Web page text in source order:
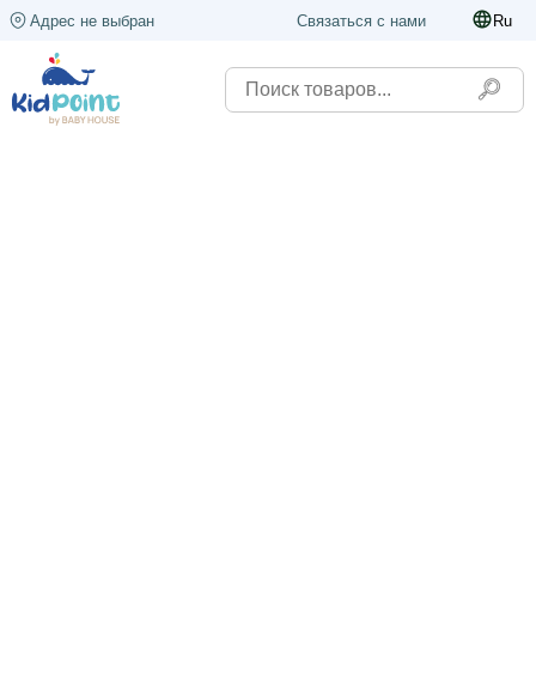
Адрес не выбран Связаться с нами Ru